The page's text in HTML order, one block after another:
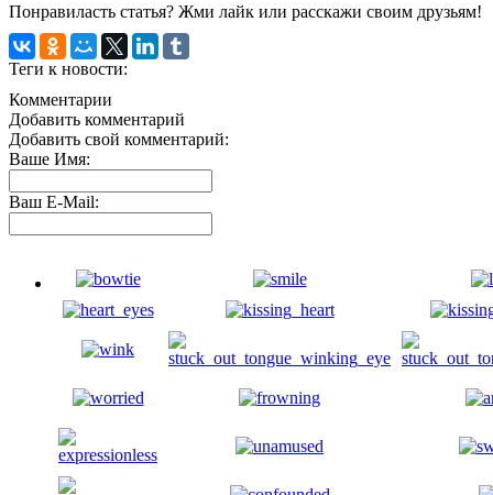
Понравиласть статья? Жми лайк или расскажи своим друзьям!
Теги к новости:
Комментарии
Добавить комментарий
Добавить свой комментарий:
Ваше Имя:
Ваш E-Mail: